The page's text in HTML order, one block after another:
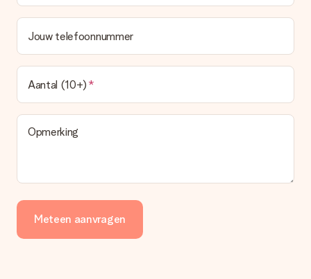
Jouw telefoonnummer
Aantal (10+)
Opmerking
Meteen aanvragen